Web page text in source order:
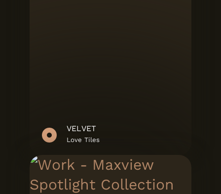
VELVET
Love Tiles